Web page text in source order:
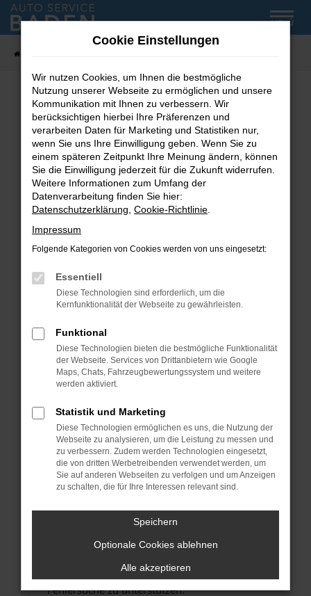
Zum
Hauptinhalt
MENÜ
Fehler: Network Error
Beim Laden ist ein Fehler aufgetreten.
Hier sind ein paar Tipps, die dir helfen können:
Überprüfe deine Firewall und deine
Internetverbindung.
Laden andere Webseiten, zum Beispiel deine
Suchmaschine?
Prüfe deine Browsererweiterungen.
können das Laden bestimmter Seiten
verhindern. Funktioniert die Seite in einem
Fenster?
Starte dein Gerät neu.
Das kann manchmal helfen, vorübergehende
Probleme zu beheben.
Betriebssystem auf dem neuesten Stand
sind.
Veraltete Software birgt nicht nur ein
Sicherheitsrisiko, sondern kann auch dazu
führen, dass bestimmte Funktionen nicht mehr
unterstützt werden.
Wende dich an den Webseitenbetreiber.
Wenn du alle oben genannten Schritte versucht
hast, kontaktiere uns bitte. Wir werden
uns diesen Text schicken, um uns bei der
Fehlersuche zu unterstützen:
Cookie Einstellungen
Wir nutzen Cookies, um Ihnen die bestmögliche
Nutzung unserer Webseite zu ermöglichen und unsere
Kommunikation mit Ihnen zu verbessern. Wir
berücksichtigen hierbei Ihre Präferenzen und
verarbeiten Daten für Marketing und Statistiken nur,
wenn Sie uns Ihre Einwilligung geben. Wenn Sie zu
einem späteren Zeitpunkt Ihre Meinung ändern, können
Sie die Einwilligung jederzeit für die Zukunft widerrufen.
Weitere Informationen zum Umfang der
Datenverarbeitung finden Sie hier:
Datenschutzerklärung Cookie-Richtlinie
Impressum
Folgende Kategorien von Cookies werden von uns eingesetzt:
Essentiell
Diese Technologien sind erforderlich, um die
Kernfunktionalität der Webseite zu gewährleisten.
Funktional
Diese Technologien bieten die bestmögliche Funktionalität
der Webseite. Services von Drittanbietern wie Google
Maps, Chats, Fahrzeugbewertungssystem und weitere
werden aktiviert.
Statistik und Marketing
Diese Technologien ermöglichen es uns, die Nutzung der
Webseite zu analysieren, um die Leistung zu messen und
zu verbessern. Zudem werden Technologien eingesetzt,
die von dritten Werbetreibenden verwendet werden, um
Sie auf anderen Webseiten zu verfolgen und um Anzeigen
zu schalten, die für Ihre Interessen relevant sind.
Speichern
Optionale Cookies ablehnen
Alle akzeptieren